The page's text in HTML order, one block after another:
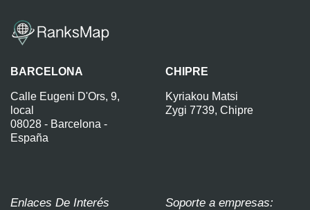
BARCELONA
Calle Eugeni D'Ors, 9,
local
08028 - Barcelona -
España
CHIPRE
Kyriakou Matsi
Zygi 7739, Chipre
Enlaces De Interés Soporte a empresas: